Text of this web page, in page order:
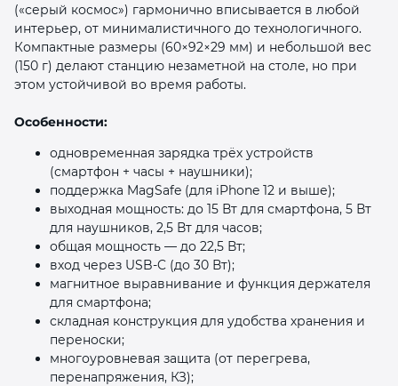
(«серый космос») гармонично вписывается в любой
интерьер, от минималистичного до технологичного.
Компактные размеры (60×92×29 мм) и небольшой вес
(150 г) делают станцию незаметной на столе, но при
этом устойчивой во время работы.
Особенности:
одновременная зарядка трёх устройств
(смартфон + часы + наушники);
поддержка MagSafe (для iPhone 12 и выше);
выходная мощность: до 15 Вт для смартфона, 5 Вт
для наушников, 2,5 Вт для часов;
общая мощность — до 22,5 Вт;
вход через USB‑C (до 30 Вт);
магнитное выравнивание и функция держателя
для смартфона;
складная конструкция для удобства хранения и
переноски;
многоуровневая защита (от перегрева,
перенапряжения, КЗ);